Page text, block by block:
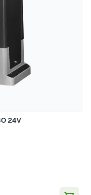
24V